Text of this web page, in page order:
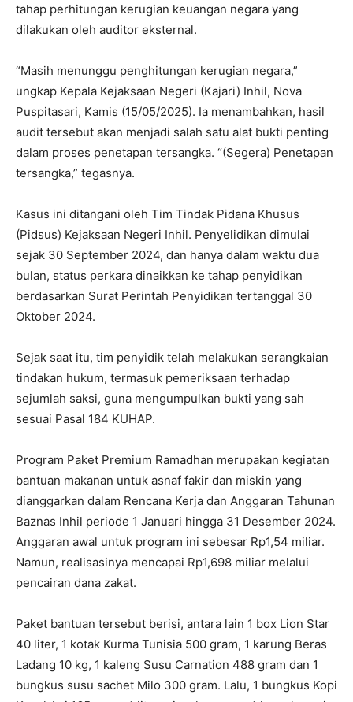
tahap perhitungan kerugian keuangan negara yang
dilakukan oleh auditor eksternal.
“Masih menunggu penghitungan kerugian negara,”
ungkap Kepala Kejaksaan Negeri (Kajari) Inhil, Nova
Puspitasari, Kamis (15/05/2025). Ia menambahkan, hasil
audit tersebut akan menjadi salah satu alat bukti penting
dalam proses penetapan tersangka. “(Segera) Penetapan
tersangka,” tegasnya.
Kasus ini ditangani oleh Tim Tindak Pidana Khusus
(Pidsus) Kejaksaan Negeri Inhil. Penyelidikan dimulai
sejak 30 September 2024, dan hanya dalam waktu dua
bulan, status perkara dinaikkan ke tahap penyidikan
berdasarkan Surat Perintah Penyidikan tertanggal 30
Oktober 2024.
Sejak saat itu, tim penyidik telah melakukan serangkaian
tindakan hukum, termasuk pemeriksaan terhadap
sejumlah saksi, guna mengumpulkan bukti yang sah
sesuai Pasal 184 KUHAP.
Program Paket Premium Ramadhan merupakan kegiatan
bantuan makanan untuk asnaf fakir dan miskin yang
dianggarkan dalam Rencana Kerja dan Anggaran Tahunan
Baznas Inhil periode 1 Januari hingga 31 Desember 2024.
Anggaran awal untuk program ini sebesar Rp1,54 miliar.
Namun, realisasinya mencapai Rp1,698 miliar melalui
pencairan dana zakat.
Paket bantuan tersebut berisi, antara lain 1 box Lion Star
40 liter, 1 kotak Kurma Tunisia 500 gram, 1 karung Beras
Ladang 10 kg, 1 kaleng Susu Carnation 488 gram dan 1
bungkus susu sachet Milo 300 gram. Lalu, 1 bungkus Kopi